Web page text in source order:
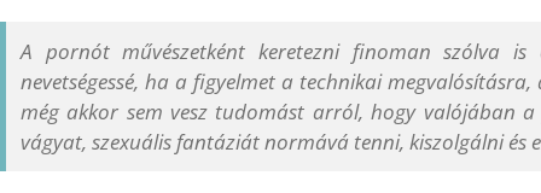
A pornót művészetként keretezni finoman szólva
nevetségessé, ha a figyelmet a technikai
még akkor sem vesz tudomást arról, hogy valójában
vágyat, szexuális fantáziát normává tenni, kiszolgálni és